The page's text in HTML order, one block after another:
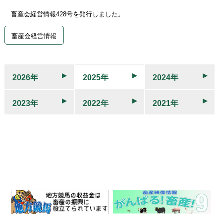
畜産会経営情報428号を発行しました。
畜産会経営情報
2026年 2025年 2024年
2023年 2022年 2021年